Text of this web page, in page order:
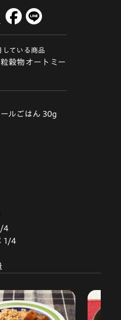
している商品
穀物オートミー
ルごはん 30g
4
1/4